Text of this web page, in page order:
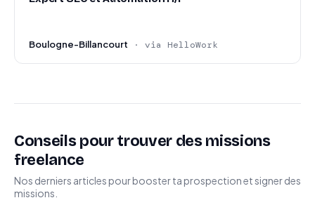
Boulogne-Billancourt · via HelloWork
Conseils pour trouver des missions
freelance
Nos derniers articles pour booster ta prospection et signer des
missions.